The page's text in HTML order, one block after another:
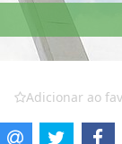
Adicionar ao